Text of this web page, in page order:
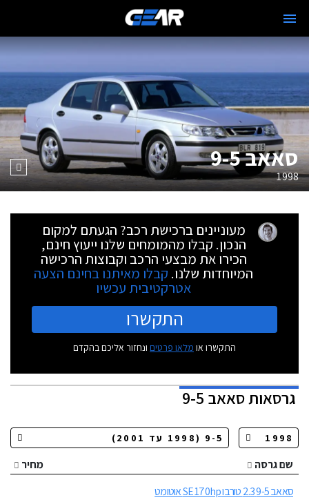
סאאב 9-5
1998
מעוניינים ברכישת רכב? הגעתם למקום
הנכון. קבלו מהמומחים שלנו ייעוץ חינם,
הכירו את מבצעי הרכב וקבוצות הרכישה
המיוחדות שלנו. קבלו מאיתנו בחינם הצעה
אטרקטיבית עכשיו
התקשרו
התקשרו או מלאו פרטים ונחזור אליכם בהקדם
גרסאותסאאב 9-5
שם גרסה
מחיר
סאאב 9-5 2.3 טורבו SE 170hp אוטומט